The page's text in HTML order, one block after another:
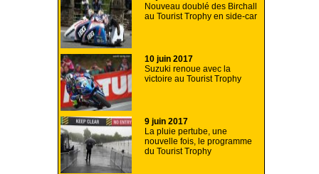
Nouveau doublé des Birchall
au Tourist Trophy en side-car
10 juin 2017
Suzuki renoue avec la
victoire au Tourist Trophy
9 juin 2017
La pluie pertube, une
nouvelle fois, le programme
du Tourist Trophy